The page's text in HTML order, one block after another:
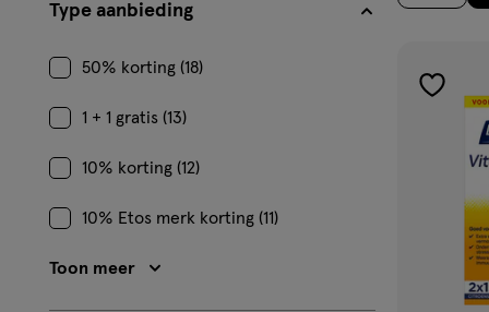
Type aanbieding
50% korting (18)
1 + 1 gratis (13)
10% korting (12)
10% Etos merk korting (11)
Toon meer